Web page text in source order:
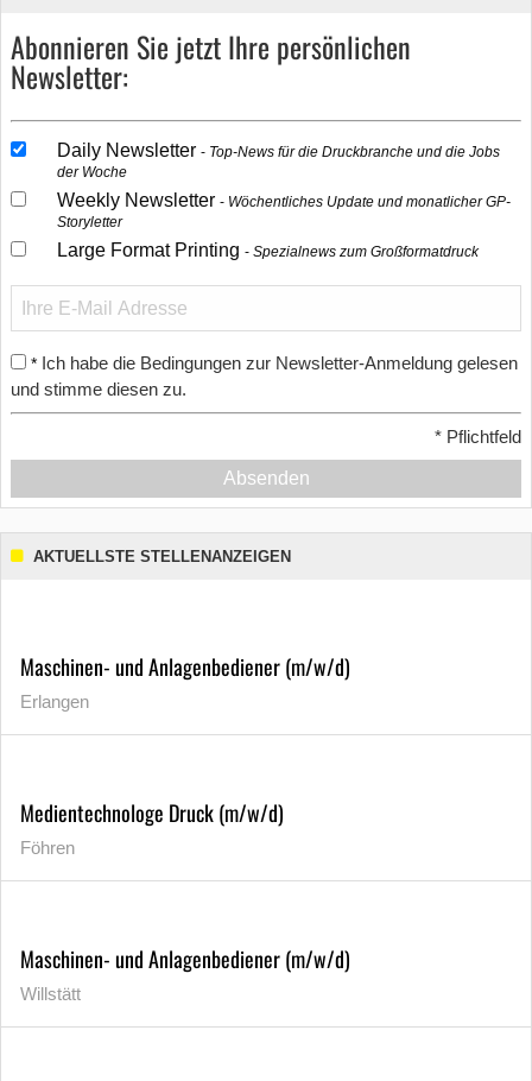
Abonnieren Sie jetzt Ihre persönlichen
Newsletter:
Daily Newsletter
Top-News für die Druckbranche und die Jobs
der Woche
Weekly Newsletter
Wöchentliches Update und monatlicher GP-
Storyletter
Large Format Printing Spezialnews zum Großformatdruck
* Ich habe die Bedingungen zur Newsletter-Anmeldung gelesen
und stimme diesen zu.
* Pflichtfeld
Absenden
AKTUELLSTE STELLENANZEIGEN
Maschinen- und Anlagenbediener (m/w/d)
Erlangen
Medientechnologe Druck (m/w/d)
Föhren
Maschinen- und Anlagenbediener (m/w/d)
Willstätt